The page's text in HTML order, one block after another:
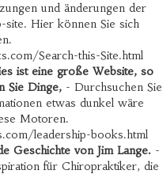
und änderungen der
Hier können Sie sich
Search-this-Site.html
ist eine große Website, so
Sie Dinge, - Durchsuchen Sie
etwas dunkel wäre
Motoren.
leadership-books.html
Geschichte von Jim Lange. -
für Chiropraktiker, die